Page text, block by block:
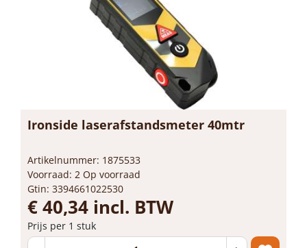
Ironside laserafstandsmeter 40mtr
Artikelnummer: 1875533
Voorraad: 2 Op voorraad
Gtin: 3394661022530
€ 40,34 incl. BTW
Prijs per 1 stuk